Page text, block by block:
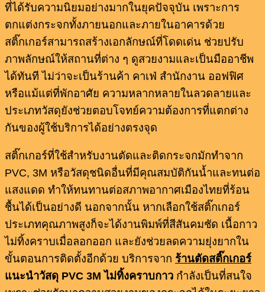
ที่ได้รับความนิยมอย่างมากในยุคปัจจุบัน เพราะการ
ตกแต่งกระจกทั้งภายนอกและภายในอาคารด้วย
สติ๊กเกอร์สามารถสร้างเอกลักษณ์ที่โดดเด่น ช่วยปรับ
ภาพลักษณ์ให้สถานที่ต่าง ๆ ดูสวยงามและเป็นมืออาชีพ
ได้ทันที ไม่ว่าจะเป็นร้านค้า คาเฟ่ สำนักงาน ออฟฟิศ
หรือแม้แต่ที่พักอาศัย ความหลากหลายในลวดลายและ
ประเภทวัสดุยังช่วยตอบโจทย์ความต้องการที่แตกต่าง
กันของผู้ใช้บริการได้อย่างตรงจุด
สติ๊กเกอร์ที่ใช้สำหรับงานตัดและติดกระจกมักทำจาก
PVC, 3M หรือวัสดุชนิดอื่นที่มีคุณสมบัติกันน้ำและทนต่อ
แสงแดด ทำให้ทนทานต่อสภาพอากาศเมืองไทยที่ร้อน
ชื้นได้เป็นอย่างดี นอกจากนั้น หากเลือกใช้สติ๊กเกอร์
ประเภทคุณภาพสูงก็จะได้งานพิมพ์ที่สีสันคมชัด เนื้อกาว
ไม่ทิ้งคราบเมื่อลอกออก และยังช่วยลดความยุ่งยากใน
ขั้นตอนการติดตั้งอีกด้วย บริการจาก ร้านตัดสติ๊กเกอร์
แนะนำวัสดุ PVC 3Mไม่ทิ้งคราบกาว กำลังเป็นที่สนใจ